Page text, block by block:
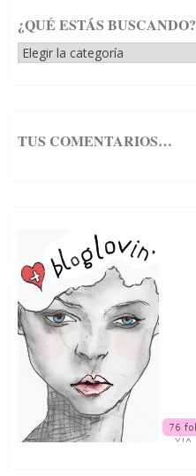
¿QUÉ ESTÁS BUSCANDO?
¿Qué
TUS COMENTARIOS…